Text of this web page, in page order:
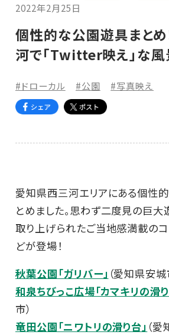
2022年2月25日
個性的な公園遊具まとめ
河で「Twitter映え」な
#ドローカル #公園 #写真映え
愛知県西三河エリアにある個性
とめました。思わず二度見の巨大
取り上げられたご当地感満載の
どが登場！
秋葉公園「ガリバー」 （愛知県安城
和泉ちびっこ広場「カマキリの滑り
市）
竜田公園「ニワトリの滑り台」 （